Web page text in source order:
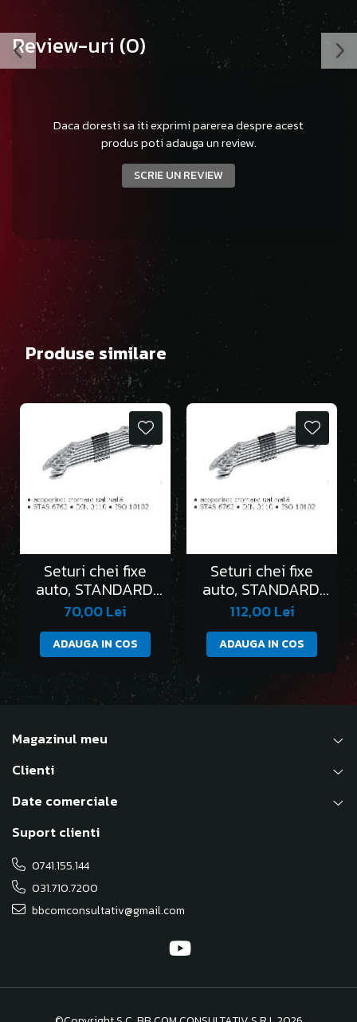
Review-uri (0)
Daca doresti sa iti exprimi parerea despre acest
produs poti adauga un review.
SCRIE UN REVIEW
Produse similare
Seturi chei fixe
auto, STANDARD,
în clemă/6 bucati
70,00 Lei
ADAUGA IN COS
Seturi chei fixe
auto, STANDARD,
în clemă/8 bucati
112,00 Lei
ADAUGA IN COS
Magazinul meu
Clienti
Date comerciale
Suport clienti
0741.155.144
031.710.7200
bbcomconsultativ@gmail.com